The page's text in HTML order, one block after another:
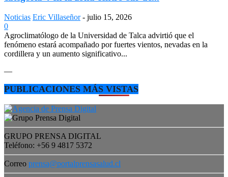
Noticias Eric Villaseñor - julio 15, 2026
0
Agroclimatólogo de la Universidad de Talca advirtió que el
fenómeno estará acompañado por fuertes vientos, nevadas en la
cordillera y un aumento significativo...
—
PUBLICACIONES MÁS VISTAS
GRUPO PRENSA DIGITAL
Teléfono: +56 9 4817 5372
Correo prensa@portalprensasalud.cl